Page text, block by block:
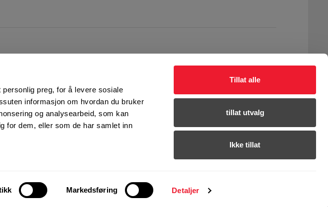
preg, for å levere sosiale
informasjon om hvordan du bruker
og analysearbeid, som kan
for dem, eller som de har samlet inn
Markedsføring Detaljer
Tillat alle
tillat utvalg
Ikke tillat
KUNDESERVICE:
Man-Fre: 07:00 - 16:00